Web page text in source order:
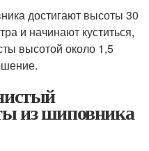
достигают высоты 30
и начинают куститься,
высотой около 1,5
из шиповника